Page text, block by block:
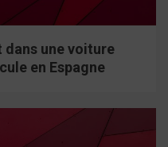
dans une voiture
en Espagne